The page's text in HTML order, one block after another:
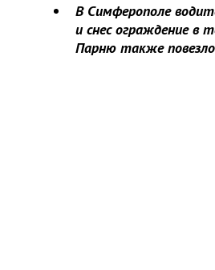
В Симферополе
и снес ограждение в
Парню также